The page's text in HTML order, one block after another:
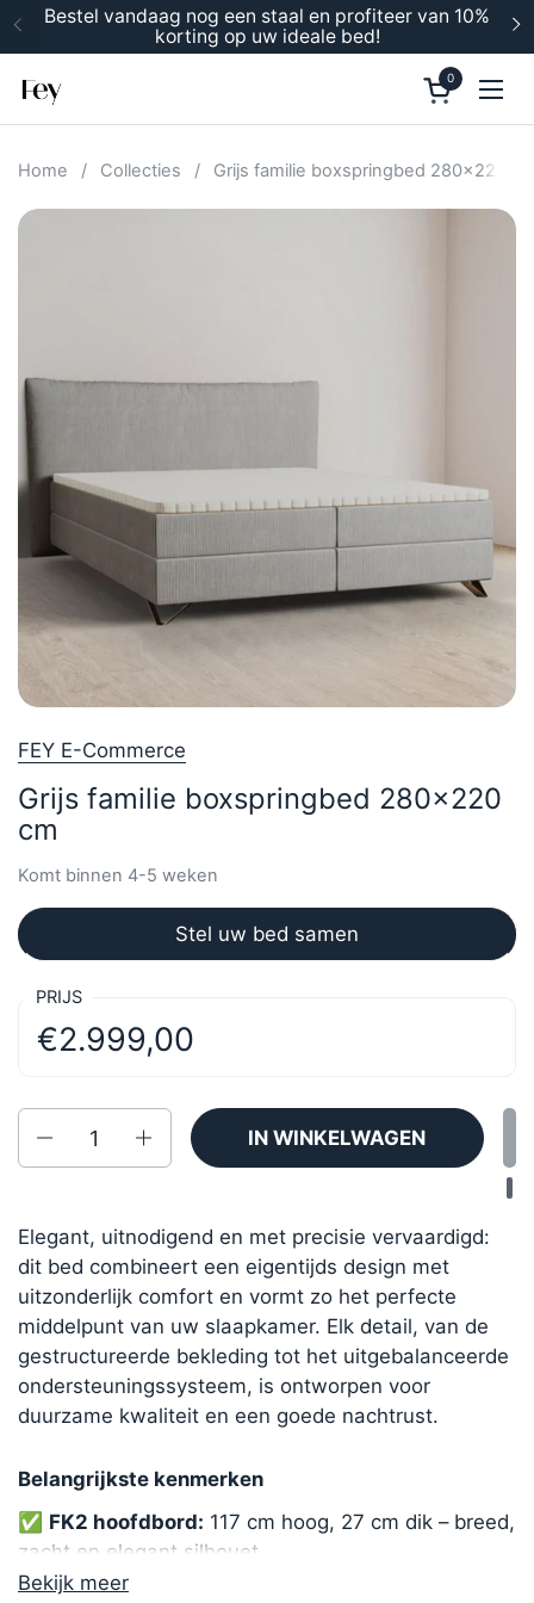
Ga naar content
Vorige
Bestel vandaag nog een staal en profiteer van 10%
korting op uw ideale bed!
0
Home / Collecties / Grijs familie boxspringbed 280x220
FEY E-Commerce
Grijs familie boxspringbed 280x220
cm
Komt binnen 4-5 weken
Stel uw bed samen
PRIJS
€2.999,00
IN WINKELWAGEN
Bekijk meer
Elegant, uitnodigend en met precisie vervaardigd:
dit bed combineert een eigentijds design met
uitzonderlijk comfort en vormt zo het perfecte
middelpunt van uw slaapkamer. Elk detail, van de
gestructureerde bekleding tot het uitgebalanceerde
ondersteuningssysteem, is ontworpen voor
duurzame kwaliteit en een goede nachtrust.
Belangrijkste kenmerken
✅ FK2 hoofdbord: 117 cm hoog, 27 cm dik – breed,
zacht en elegant silhouet
✅Ruwe corduroystof in lichtgrijs: